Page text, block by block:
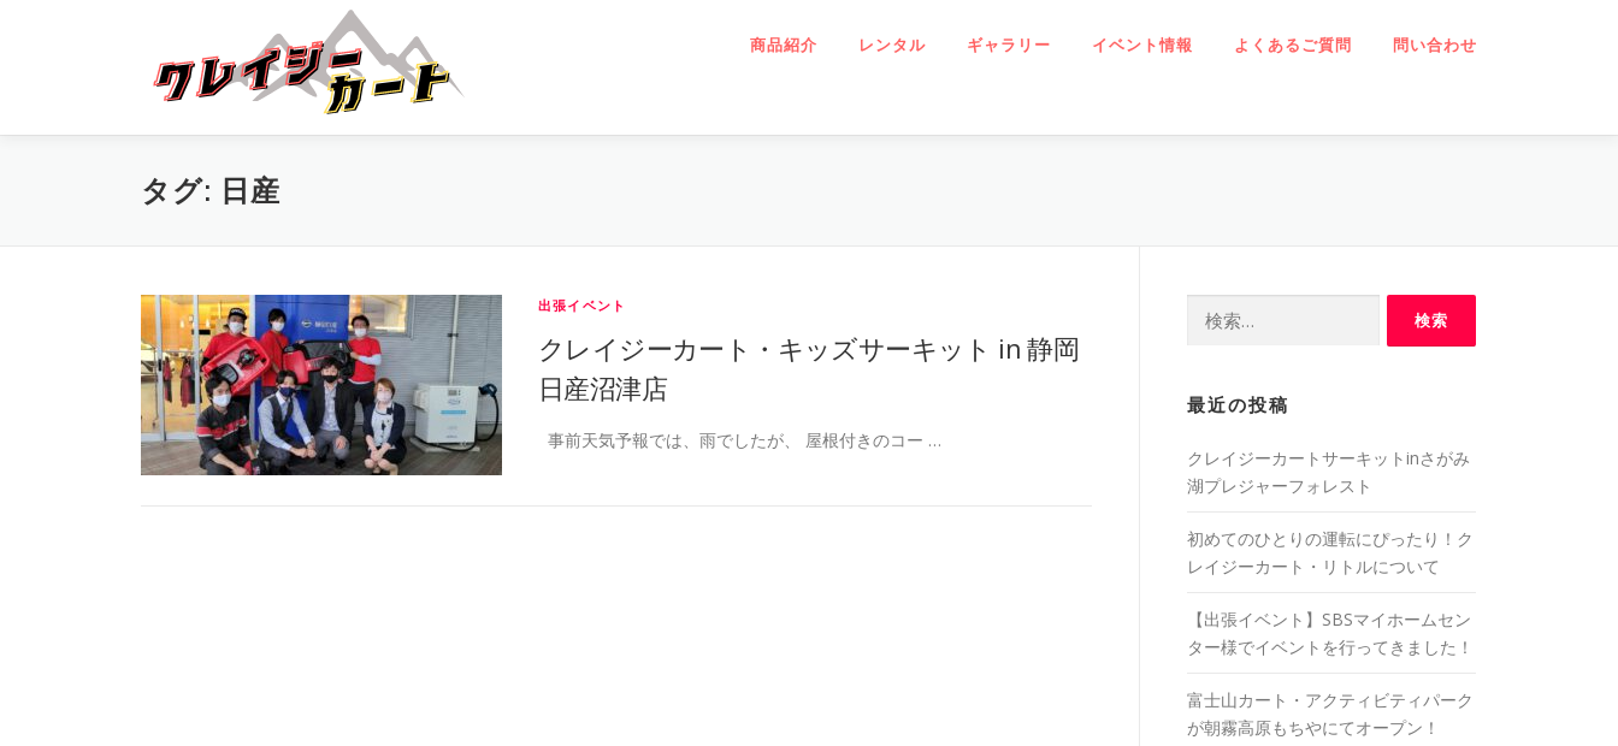
商品紹介 レンタル ギャラリー イベント情報 よくあるご質問 問い合わせ
タグ: 日産
出張イベント
クレイジーカート・キッズサーキット in 静岡
日産沼津店
事前天気予報では、雨でしたが、 屋根付きのコー …
最近の投稿
クレイジーカートサーキットinさがみ
湖プレジャーフォレスト
初めてのひとりの運転にぴったり！ク
レイジーカート・リトルについて
【出張イベント】SBSマイホームセン
ター様でイベントを行ってきました！
富士山カート・アクティビティパーク
が朝霧高原もちやにてオープン！